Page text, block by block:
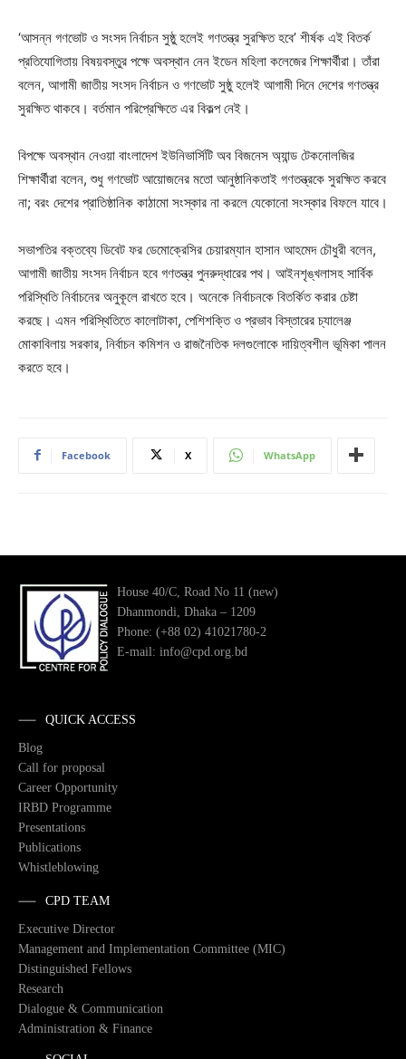
‘আসন্ন গণভোট ও সংসদ নির্বাচন সুষ্ঠু হলেই গণতন্ত্র সুরক্ষিত হবে’ শীর্ষক এই বিতর্ক
প্রতিযোগিতায় বিষয়বস্তুর পক্ষে অবস্থান নেন ইডেন মহিলা কলেজের শিক্ষার্থীরা। তাঁরা
বলেন, আগামী জাতীয় সংসদ নির্বাচন ও গণভোট সুষ্ঠু হলেই আগামী দিনে দেশের গণতন্ত্র
সুরক্ষিত থাকবে। বর্তমান পরিপ্রেক্ষিতে এর বিকল্প নেই।
বিপক্ষে অবস্থান নেওয়া বাংলাদেশ ইউনিভার্সিটি অব বিজনেস অ্যান্ড টেকনোলজির
শিক্ষার্থীরা বলেন, শুধু গণভোট আয়োজনের মতো আনুষ্ঠানিকতাই গণতন্ত্রকে সুরক্ষিত করবে
না; বরং দেশের প্রাতিষ্ঠানিক কাঠামো সংস্কার না করলে যেকোনো সংস্কার বিফলে যাবে।
সভাপতির বক্তব্যে ডিবেট ফর ডেমোক্রেসির চেয়ারম্যান হাসান আহমেদ চৌধুরী বলেন,
আগামী জাতীয় সংসদ নির্বাচন হবে গণতন্ত্র পুনরুদ্ধারের পথ। আইনশৃঙ্খলাসহ সার্বিক
পরিস্থিতি নির্বাচনের অনুকূলে রাখতে হবে। অনেকে নির্বাচনকে বিতর্কিত করার চেষ্টা
করছে। এমন পরিস্থিতিতে কালোটাকা, পেশিশক্তি ও প্রভাব বিস্তারের চ্যালেঞ্জ
মোকাবিলায় সরকার, নির্বাচন কমিশন ও রাজনৈতিক দলগুলোকে দায়িত্বশীল ভূমিকা পালন
করতে হবে।
Facebook X WhatsApp
House 40/C, Road No 11 (new)
Dhanmondi, Dhaka – 1209
Phone: (+88 02) 41021780-2
E-mail: info@cpd.org.bd
QUICK ACCESS
Blog
Call for proposal
Career Opportunity
IRBD Programme
Presentations
Publications
Whistleblowing
CPD TEAM
Executive Director
Management and Implementation Committee (MIC)
Distinguished Fellows
Research
Dialogue & Communication
Administration & Finance